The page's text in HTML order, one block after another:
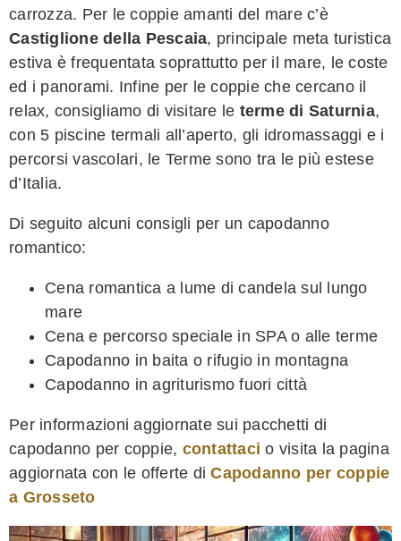
carrozza. Per le coppie amanti del mare c’è
Castiglione della Pescaia, principale meta turistica
estiva è frequentata soprattutto per il mare, le coste
ed i panorami. Infine per le coppie che cercano il
relax, consigliamo di visitare le terme di Saturnia,
con 5 piscine termali all’aperto, gli idromassaggi e i
percorsi vascolari, le Terme sono tra le più estese
d’Italia.
Di seguito alcuni consigli per un capodanno
romantico:
Cena romantica a lume di candela sul lungo
mare
Cena e percorso speciale in SPA o alle terme
Capodanno in baita o rifugio in montagna
Capodanno in agriturismo fuori città
Per informazioni aggiornate sui pacchetti di
capodanno per coppie, contattaci o visita la pagina
aggiornata con le offerte diCapodanno per coppie
a Grosseto